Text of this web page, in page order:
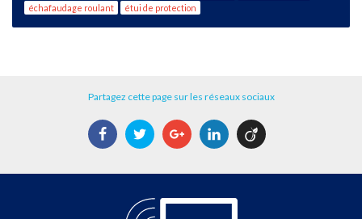
échafaudage roulant étui de protection
Partagez cette page sur les réseaux sociaux
FacebookTwitter Google+LinkedIn